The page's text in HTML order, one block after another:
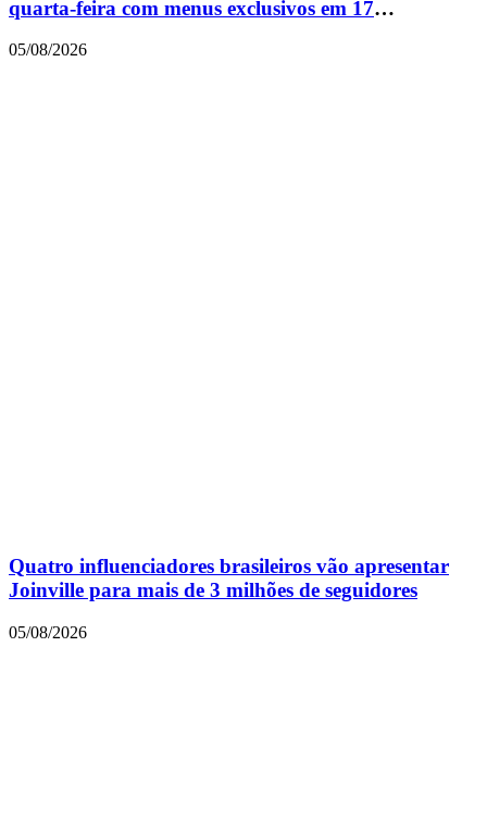
quarta-feira com menus exclusivos em 17
05/08/2026
Quatro influenciadores brasileiros vão apresentar
Joinville para mais de 3 milhões de seguidores
05/08/2026